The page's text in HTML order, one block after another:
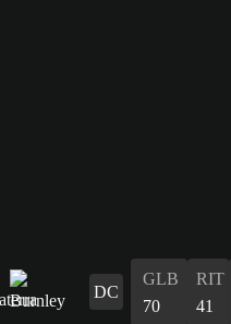
DC
GLB
70
RIT
41